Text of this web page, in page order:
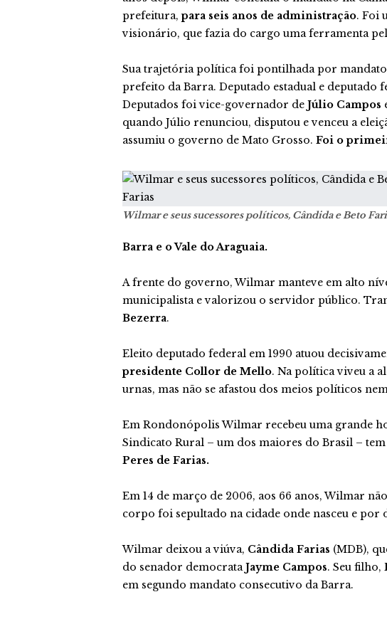
prefeitura, para seis anos de administração. Foi
visionário, que fazia do cargo uma ferramenta
Sua trajetória política foi pontilhada por
prefeito da Barra. Deputado estadual e deputado
Deputados foi vice-governador de Júlio Campos
quando Júlio renunciou, disputou e venceu a
assumiu o governo de Mato Grosso. Foi o
Wilmar e seus sucessores políticos, Cândida e Beto
Barra e o Vale do Araguaia.
A frente do governo, Wilmar manteve em alto
municipalista e valorizou o servidor público.
Bezerra.
Eleito deputado federal em 1990 atuou
presidente Collor de Mello. Na política viveu a
urnas, mas não se afastou dos meios políticos
Em Rondonópolis Wilmar recebeu uma grande
Sindicato Rural – um dos maiores do Brasil – tem
Peres de Farias.
Em 14 de março de 2006, aos 66 anos, Wilmar
corpo foi sepultado na cidade onde nasceu e por
Wilmar deixou a viúva, Cândida Farias (MDB),
do senador democrataJayme Campos. Seu filho,
em segundo mandato consecutivo da Barra.